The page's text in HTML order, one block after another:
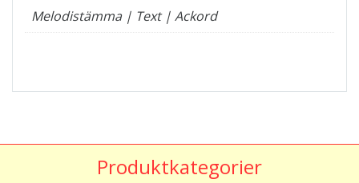
Melodistämma | Text | Ackord
Produktkategorier